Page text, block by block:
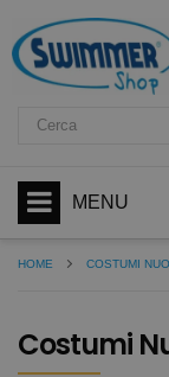
MENU
HOME COSTUMI
Costumi